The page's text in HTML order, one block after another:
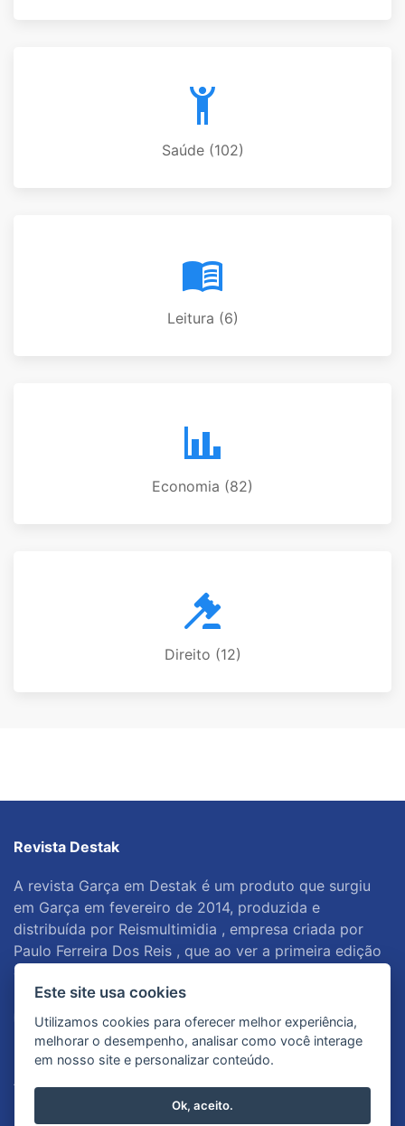
Saúde (102)
Leitura (6)
Economia (82)
Direito (12)
Revista Destak
A revista Garça em Destak é um produto que surgiu
em Garça em fevereiro de 2014, produzida e
distribuída por Reismultimidia , empresa criada por
Paulo Ferreira Dos Reis , que ao ver a primeira edição
da...
Anuncie Conosco
(14) 98180-5459
Este site usa cookies
Utilizamos cookies para oferecer melhor experiência,
melhorar o desempenho, analisar como você interage
em nosso site e personalizar conteúdo.
Ok, aceito.